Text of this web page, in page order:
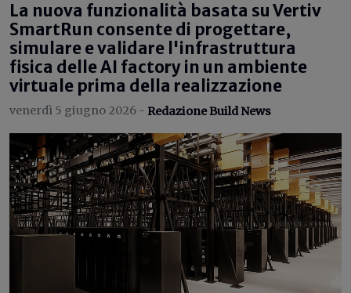
La nuova funzionalità basata su Vertiv
SmartRun consente di progettare,
simulare e validare l'infrastruttura
fisica delle AI factory in un ambiente
virtuale prima della realizzazione
venerdì 5 giugno 2026 - Redazione Build News